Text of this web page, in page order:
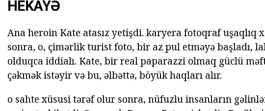
HEKAYƏ
Ana heroin Kate atasız yetişdi. karyera fotoqraf uşaqlıq
sonra, o, çimərlik turist foto, bir az pul etməyə başladı,
olduqca iddialı. Kate, bir real paparazzi olmaq güclü
çəkmək istəyir və bu, əlbəttə, böyük haqları alır.
o sahte xüsusi tərəf olur sonra, nüfuzlu insanların